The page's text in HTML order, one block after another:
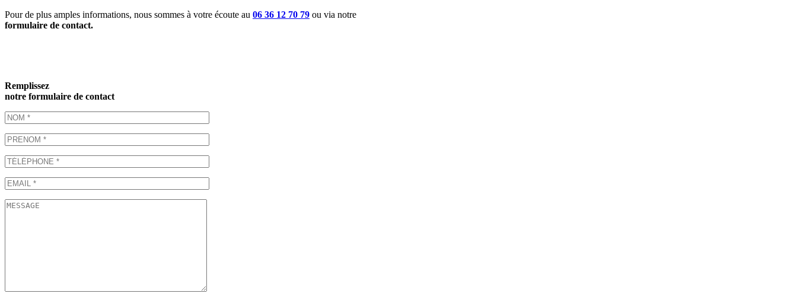
Pour de plus amples informations, nous sommes à votre écoute au 06 36 12 70 79 ou via notre
formulaire de contact.
Remplissez
notre formulaire de contact